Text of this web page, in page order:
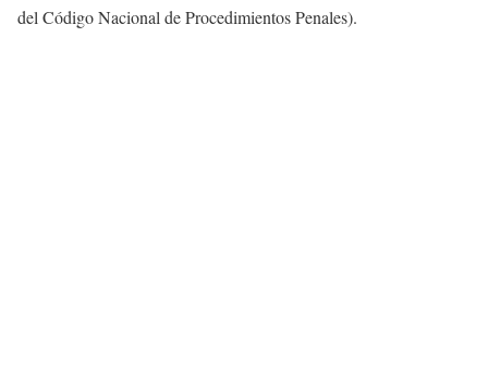
del Código Nacional de Procedimientos Penales).